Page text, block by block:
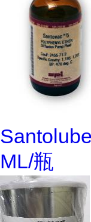
ML/瓶